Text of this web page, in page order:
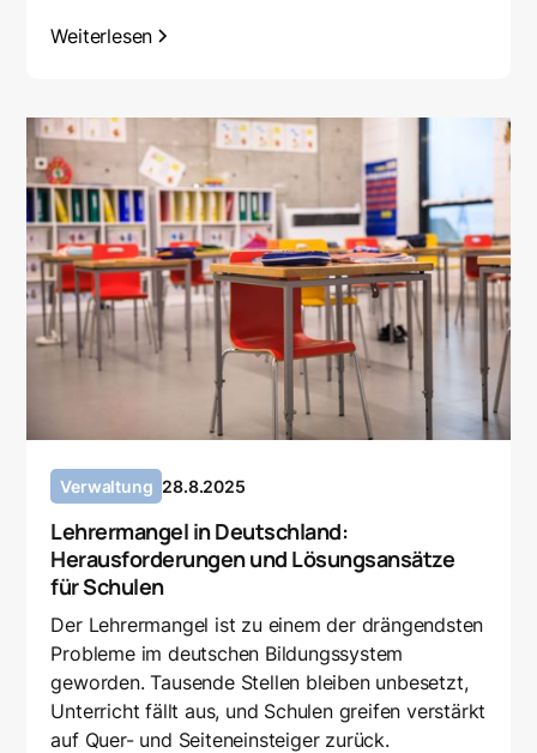
Weiterlesen
Verwaltung 28.8.2025
Lehrermangel in Deutschland:
Herausforderungen und Lösungsansätze
für Schulen
Der Lehrermangel ist zu einem der drängendsten
Probleme im deutschen Bildungssystem
geworden. Tausende Stellen bleiben unbesetzt,
Unterricht fällt aus, und Schulen greifen verstärkt
auf Quer- und Seiteneinsteiger zurück.